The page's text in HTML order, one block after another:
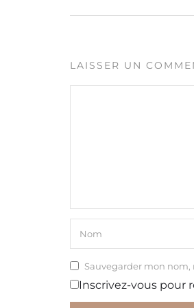
LAISSER UN
Sauvegarder mon
Inscrivez-vous pour